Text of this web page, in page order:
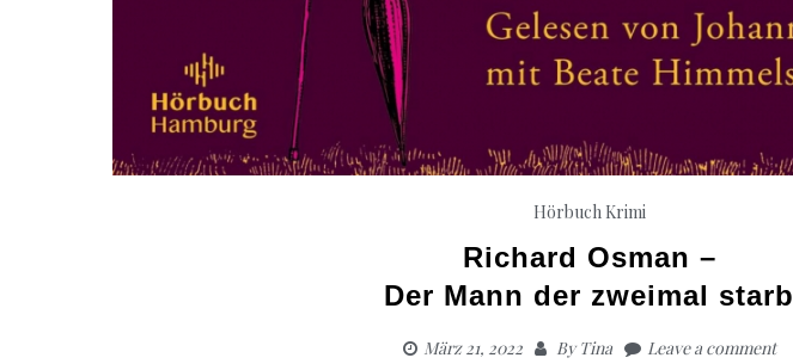
Hörbuch Krimi
Richard Osman –
Der Mann der zweimal starb
März 21, 2022 ByTina Leave a comment